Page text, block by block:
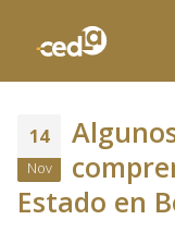
14
Nov
Estado en